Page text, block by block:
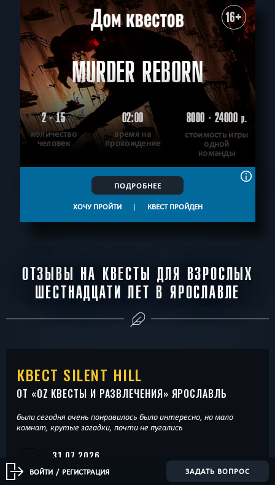
16+
MURDER REBORN
2 - 15
количество
человек
02:00
время на
прохождение
8000 - 24000р.
стоимость игры
одной
команды
ПОДРОБНЕЕ
ХОЧУ ПРОЙТИ | КВЕСТ ПРОЙДЕН
ОТЗЫВЫ НА КВЕСТЫ ДЛЯ ВЗРОСЛЫХ
ШЕСТНАДЦАТИ ЛЕТ В ЯРОСЛАВЛЕ
КВЕСТ SILENT HILL
ОТ «OZ КВЕСТЫ И РАЗВЛЕЧЕНИЯ» ЯРОСЛАВЛЬ
были сегодня очень понравилось было интересно, но мало
комнат, крутые загадки, почти не пугались
31.07.2026
АННА
ВОЙТИ / РЕГИСТРАЦИЯ ЗАДАТЬ ВОПРОС